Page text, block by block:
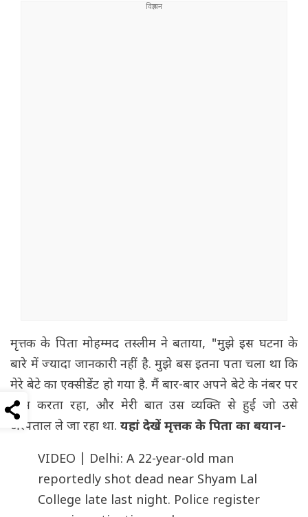
मृत्तक के पिता मोहम्मद तस्लीम ने बताया, "मुझे इस घटना के
बारे में ज्यादा जानकारी नहीं है. मुझे बस इतना पता चला था कि
मेरे बेटे का एक्सीडेंट हो गया है. मैं बार-बार अपने बेटे के नंबर पर
फोन करता रहा, और मेरी बात उस व्यक्ति से हुई जो उसे
अस्पताल ले जा रहा था. यहां देखें मृत्तक के पिता का बयान-
VIDEO | Delhi: A 22-year-old man
reportedly shot dead near Shyam Lal
College late last night. Police register